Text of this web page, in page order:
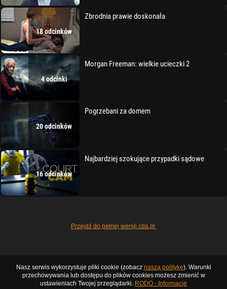
18 odcinków
Zbrodnia prawie doskonała
4 odcinki
Morgan Freeman: wielkie ucieczki 2
20 odcinków
Pogrzebani za domem
16 odcinków
Najbardziej szokujące przypadki sądowe
Przejdź do pełnej wersji cda.pl
Nasz serwis wykorzystuje pliki cookie (zobacz naszą politykę). Warunki
przechowywania lub dostępu do plików cookies możesz zmienić w
ustawieniach Twojej przeglądarki. RODO - Informacje